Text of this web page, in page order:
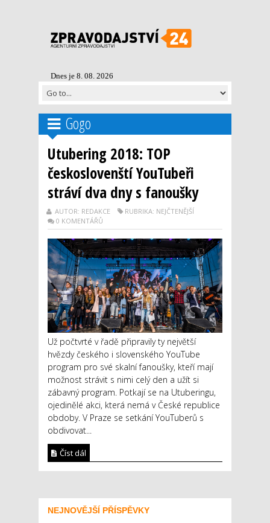
Dnes je 8. 08. 2026
Gogo
Utubering 2018: TOP
českoslovenští YouTubeři
stráví dva dny s fanoušky
AUTOR: REDAKCE
RUBRIKA: NEJČTENĚJŠÍ
0 KOMENTÁŘŮ
Už počtvrté v řadě připravily ty největší
hvězdy českého i slovenského YouTube
program pro své skalní fanoušky, kteří mají
možnost strávit s nimi celý den a užít si
zábavný program. Potkají se na Utuberingu,
ojedinělé akci, která nemá v České republice
obdoby. V Praze se setkání YouTuberů s
obdivovat...
Číst dál
NEJNOVĚJŠÍ PŘÍSPĚVKY